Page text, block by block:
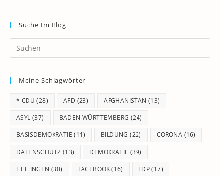
Suche Im Blog
Meine Schlagwörter
* CDU (28) AFD (23) AFGHANISTAN (13)
ASYL (37) BADEN-WÜRTTEMBERG (24)
BASISDEMOKRATIE (11) BILDUNG (22) CORONA (16)
DATENSCHUTZ (13) DEMOKRATIE (39)
ETTLINGEN (30) FACEBOOK (16) FDP(17)